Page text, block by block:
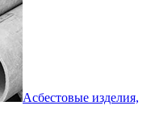
Асбестовые изделия,